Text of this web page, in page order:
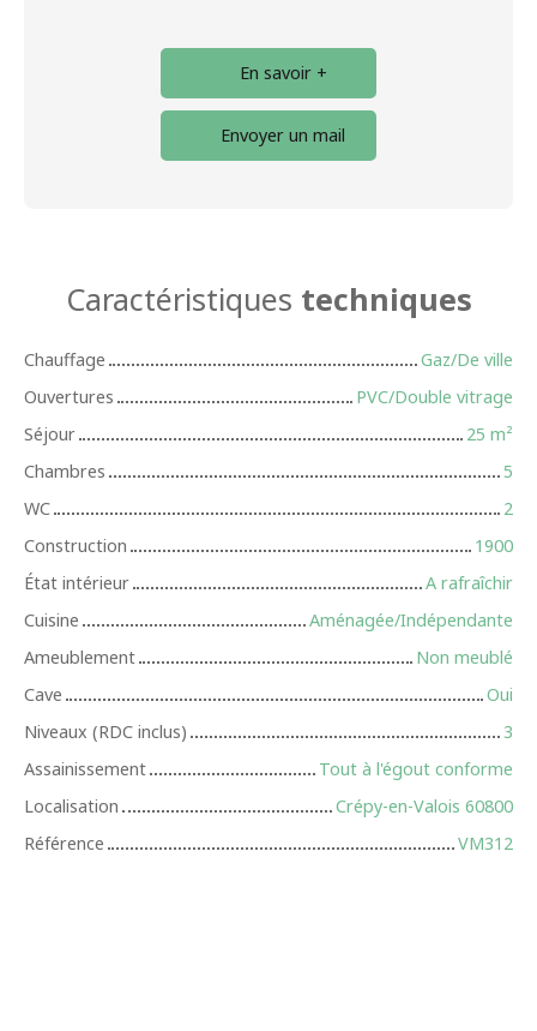
En savoir +
Envoyer un mail
Caractéristiques techniques
Chauffage
Gaz/De ville
Ouvertures
PVC/Double vitrage
Séjour
25 m²
Chambres
5
WC
2
Construction
1900
État intérieur
A rafraîchir
Cuisine
Aménagée/Indépendante
Ameublement
Non meublé
Cave
Oui
Niveaux (RDC inclus)
3
Assainissement
Tout à l'égout conforme
Localisation
Crépy-en-Valois 60800
Référence
VM312